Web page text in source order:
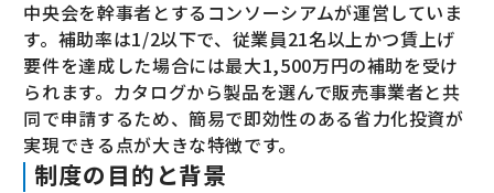
中央会を幹事者とするコンソーシアムが運営していま
す。補助率は1/2以下で、従業員21名以上かつ賃上げ
要件を達成した場合には最大1,500万円の補助を受け
られます。カタログから製品を選んで販売事業者と共
同で申請するため、簡易で即効性のある省力化投資が
実現できる点が大きな特徴です。
制度の目的と背景